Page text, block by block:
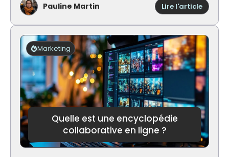
Pauline Martin Lire l'article:
Que
peut-
on
dire
des
dessins
réalisés
avec
cette
barre
d’outils
?
Quelle est une encyclopédie
collaborative en ligne ?
Marketing